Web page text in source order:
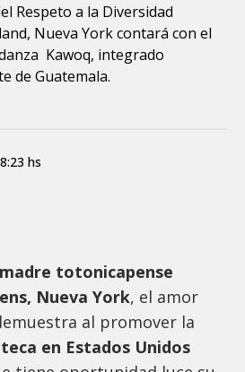
Respeto a la Diversidad
Nueva York contará con el
Kawoq, integrado
de Guatemala.
hs
totonicapense
Nueva York, el amor
al promover la
en Estados Unidos